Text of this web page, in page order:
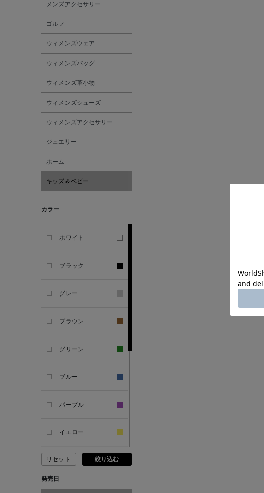
ALBERT THURSTON
ALESSANDRO
GHERARDI
ALL THE WAYS TO SAY
ALPO
ALTEA
AMOMENTO
ANCIENT GREEK
メンズアクセサリー
ゴルフ
ウィメンズウェア
ウィメンズバッグ
ウィメンズ革小物
ウィメンズシューズ
ウィメンズアクセサリー
ジュエリー
ホーム
キッズ＆ベビー
カラー
ホワイト
ブラック
グレー
ブラウン
グリーン
ブルー
パープル
イエロー
ピンク
レッド
リセット 絞り込む
発売日